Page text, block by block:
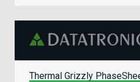
Thermal Grizzly